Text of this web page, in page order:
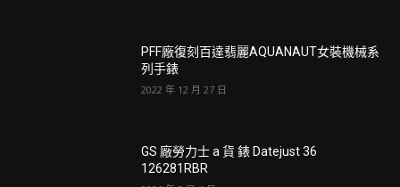
PFF廠復刻百達翡麗AQUANAUT女裝機械系
列手錶
2022 年 12 月 27 日
GS 廠勞力士 a 貨 錶 Datejust 36
126281RBR